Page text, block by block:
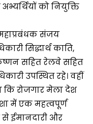
को नियुक्ति
संजय
सिद्धार्थ काति,
सहित रेलवे सहित
उपस्थित रहे। वहीं
कि रोजगार मेला देश
में एक महत्वपूर्ण
ईमानदारी और